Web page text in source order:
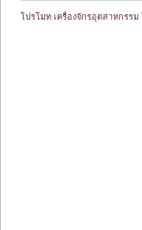
โปรโมท เครื่องจักรอุตสาหกรร